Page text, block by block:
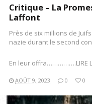
Critique – La
Laffont
Près de six millions de
nazie durant le second
En leur offra…………….LIRE
AOÛT 9, 2023 0 0